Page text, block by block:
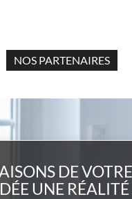
NOS PARTENAIRES
DE VOTRE
UNE RÉALITÉ